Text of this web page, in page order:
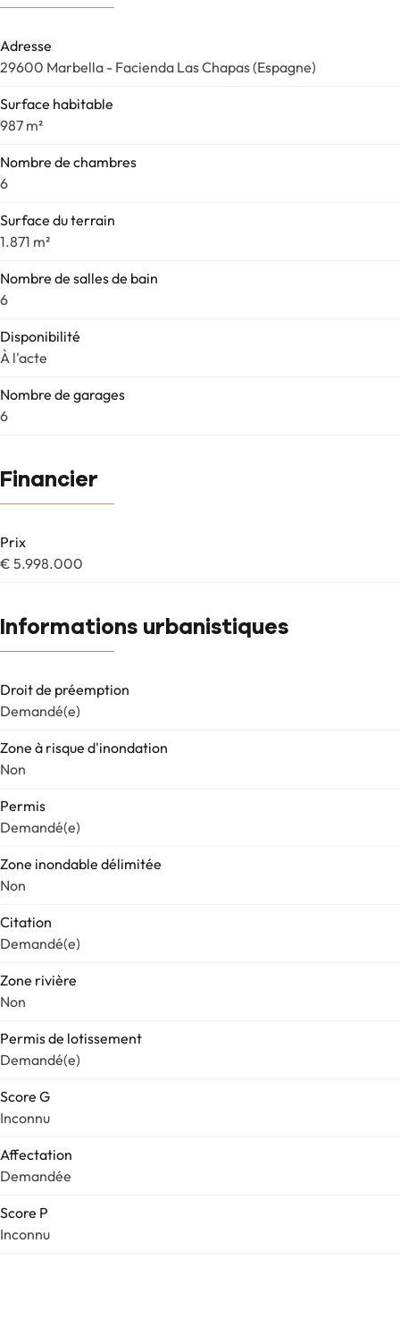
Adresse
29600 Marbella - Facienda Las Chapas (Espagne)
Surface habitable
987 m²
Nombre de chambres
6
Surface du terrain
1.871 m²
Nombre de salles de bain
6
Disponibilité
À l'acte
Nombre de garages
6
Financier
Prix
€ 5.998.000
Informations urbanistiques
Droit de préemption
Demandé(e)
Zone à risque d'inondation
Non
Permis
Demandé(e)
Zone inondable délimitée
Non
Citation
Demandé(e)
Zone rivière
Non
Permis de lotissement
Demandé(e)
Score G
Inconnu
Affectation
Demandée
Score P
Inconnu